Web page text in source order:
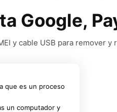
Google,
y cable USB para remover
que es un proceso
un computador y